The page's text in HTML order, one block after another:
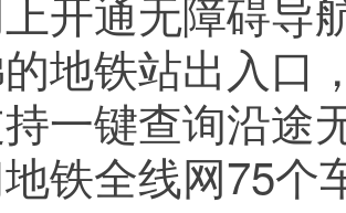
开通无障碍导
地铁站出入口
一键查询沿途
铁全线网75个